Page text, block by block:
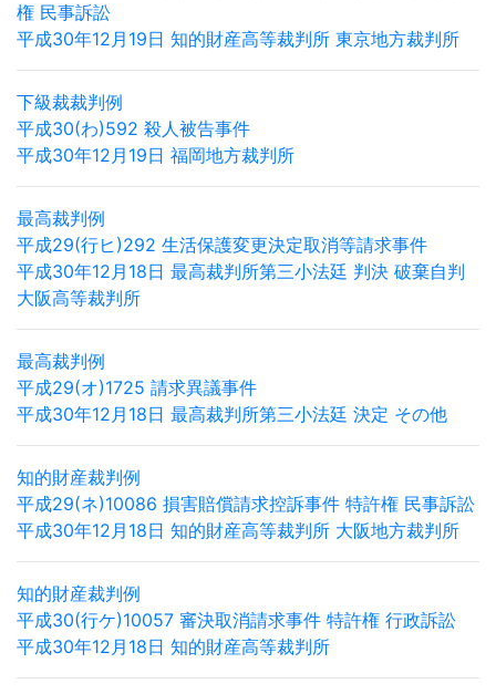
権 民事訴訟
平成30年12月19日 知的財産高等裁判所 東京地方裁判所
下級裁裁判例
平成30(わ)592 殺人被告事件
平成30年12月19日 福岡地方裁判所
最高裁判例
平成29(行ヒ)292 生活保護変更決定取消等請求事件
平成30年12月18日 最高裁判所第三小法廷 判決 破棄自判
大阪高等裁判所
最高裁判例
平成29(オ)1725 請求異議事件
平成30年12月18日 最高裁判所第三小法廷 決定 その他
知的財産裁判例
平成29(ネ)10086 損害賠償請求控訴事件 特許権 民事訴訟
平成30年12月18日 知的財産高等裁判所 大阪地方裁判所
知的財産裁判例
平成30(行ケ)10057 審決取消請求事件 特許権 行政訴訟
平成30年12月18日 知的財産高等裁判所